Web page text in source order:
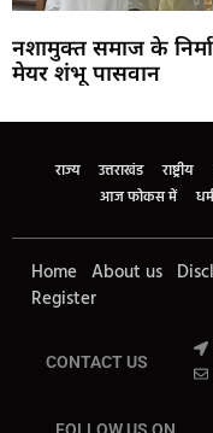
नशामुक्त समाज के
मेयर शंभू पासवान
राज्य उत्तराखंड राष्ट्रीय
आज फोकस में
धर्म
Home About us
Register
CONTACT US
FOLLOW US ON